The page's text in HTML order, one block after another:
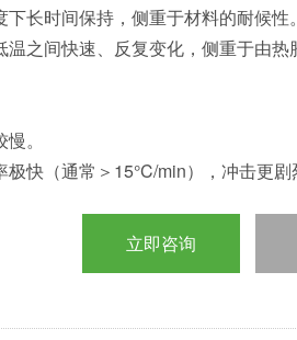
长时间保持，侧重于材料的耐候性。
之间快速、反复变化，侧重于由热
。
快（通常＞15°C/min），冲击更剧
立即咨询